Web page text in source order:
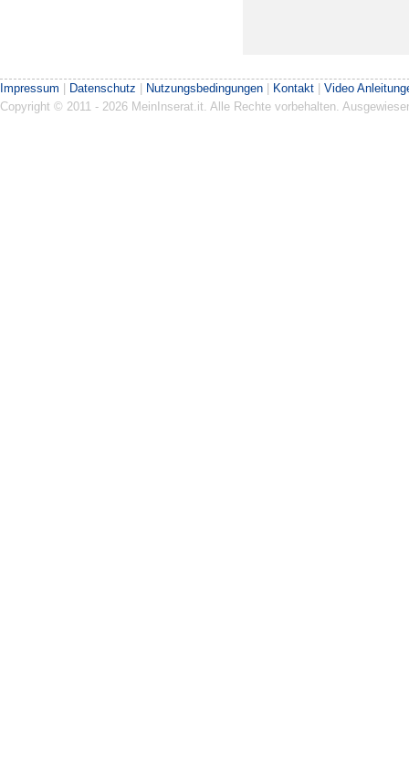
Impressum Datenschutz Nutzungsbedingungen Kontakt
Video
Copyright © 2011 - 2026 MeinInserat.it. Alle Rechte vorbehalten.